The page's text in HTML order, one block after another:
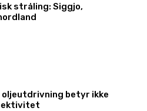
stråling: Siggjo,
oljeutdrivning betyr ikke